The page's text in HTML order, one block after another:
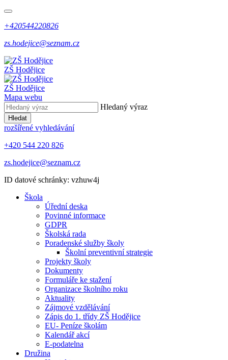
+420544220826
zs.hodejice@seznam.cz
ZŠ Hodějice
ZŠ Hodějice
Mapa webu
Hledaný výraz
Hledat
rozšířené vyhledávání
+420 544 220 826
zs.hodejice@seznam.cz
ID datové schránky: vzhuw4j
Škola
Úřední deska
Povinné informace
GDPR
Školská rada
Poradenské služby školy
Školní preventivní strategie
Projekty školy
Dokumenty
Formuláře ke stažení
Organizace školního roku
Aktuality
Zájmové vzdělávání
Zápis do 1. třídy ZŠ Hodějice
EU- Peníze školám
Kalendář akcí
E-podatelna
Družina